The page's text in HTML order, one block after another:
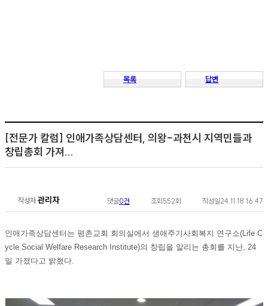
목록 답변
[전문가 칼럼] 인애가족상담센터, 의왕-과천시 지역민들과
창립총회 가져...
작성자 관리자 댓글0건 조회552회 작성일24.11.18 16:47
인애가족상담센터는 평촌교회 회의실에서 생애주기사회복지 연구소(Life C
ycle Social Welfare Research Institute)의 창립을 알리는 총회를 지난, 24
일 가졌다고 밝혔다.